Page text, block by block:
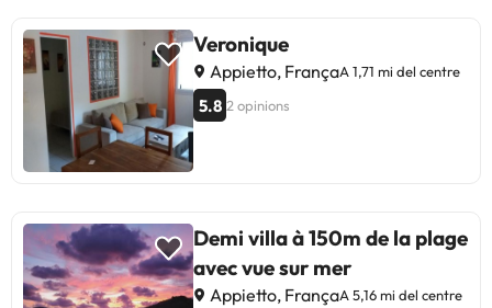
Veronique
Appietto, FrançaA 1,71 mi del centre
5.8 2 opinions
Demi villa à 150m de la plage
avec vue sur mer
Appietto, FrançaA 5,16 mi del centre